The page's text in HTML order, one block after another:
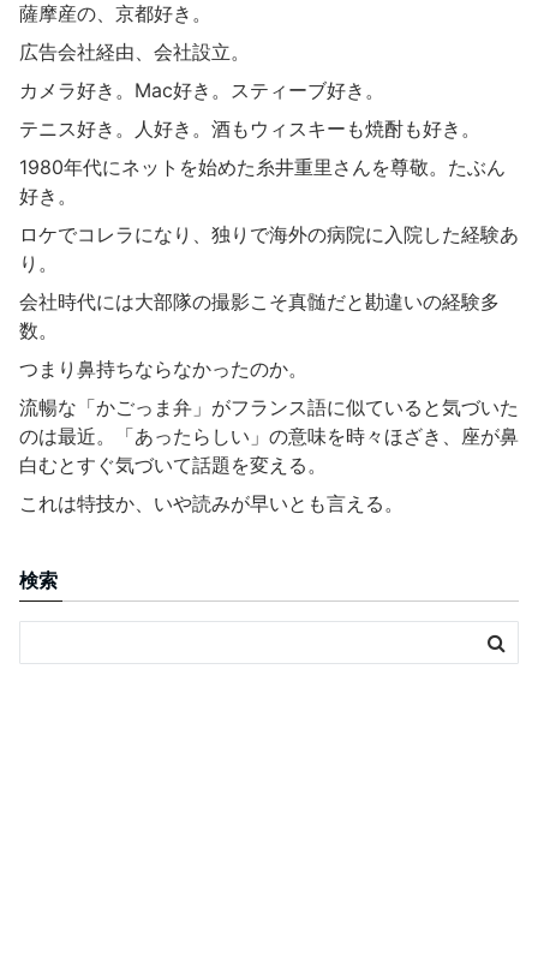
薩摩産の、京都好き。
広告会社経由、会社設立。
カメラ好き。Mac好き。スティーブ好き。
テニス好き。人好き。酒もウィスキーも焼酎も好き。
1980年代にネットを始めた糸井重里さんを尊敬。たぶん
好き。
ロケでコレラになり、独りで海外の病院に入院した経験あ
り。
会社時代には大部隊の撮影こそ真髄だと勘違いの経験多
数。
つまり鼻持ちならなかったのか。
流暢な「かごっま弁」がフランス語に似ていると気づいた
のは最近。「あったらしい」の意味を時々ほざき、座が鼻
白むとすぐ気づいて話題を変える。
これは特技か、いや読みが早いとも言える。
検索